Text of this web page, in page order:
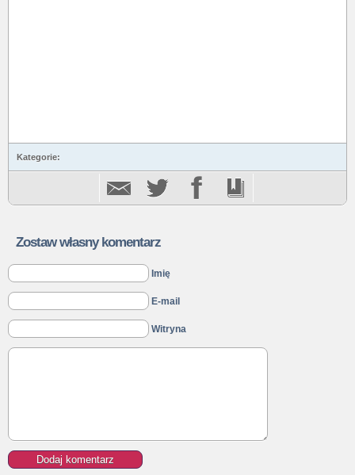
Kategorie:
Zostaw własny komentarz
Imię
E-mail
Witryna